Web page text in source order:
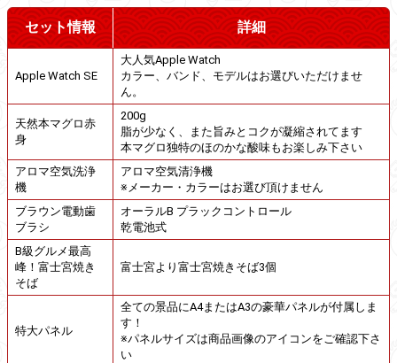
セット情報 詳細
Apple Watch SE
大人気Apple Watch
カラー、バンド、モデルはお選びいただけませ
ん。
天然本マグロ赤
身
200g
脂が少なく、また旨みとコクが凝縮されてます
本マグロ独特のほのかな酸味もお楽しみ下さい
アロマ空気洗浄
機
アロマ空気清浄機
※メーカー・カラーはお選び頂けません
ブラウン電動歯
ブラシ
オーラルB プラックコントロール
乾電池式
B級グルメ最高
峰！富士宮焼き
そば
富士宮より富士宮焼きそば3個
特大パネル
全ての景品にA4またはA3の豪華パネルが付属しま
す！
※パネルサイズは商品画像のアイコンをご確認下さ
い